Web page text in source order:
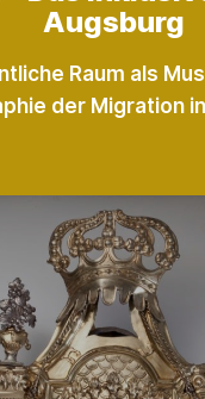
Augsburg
Raum als
der Migration